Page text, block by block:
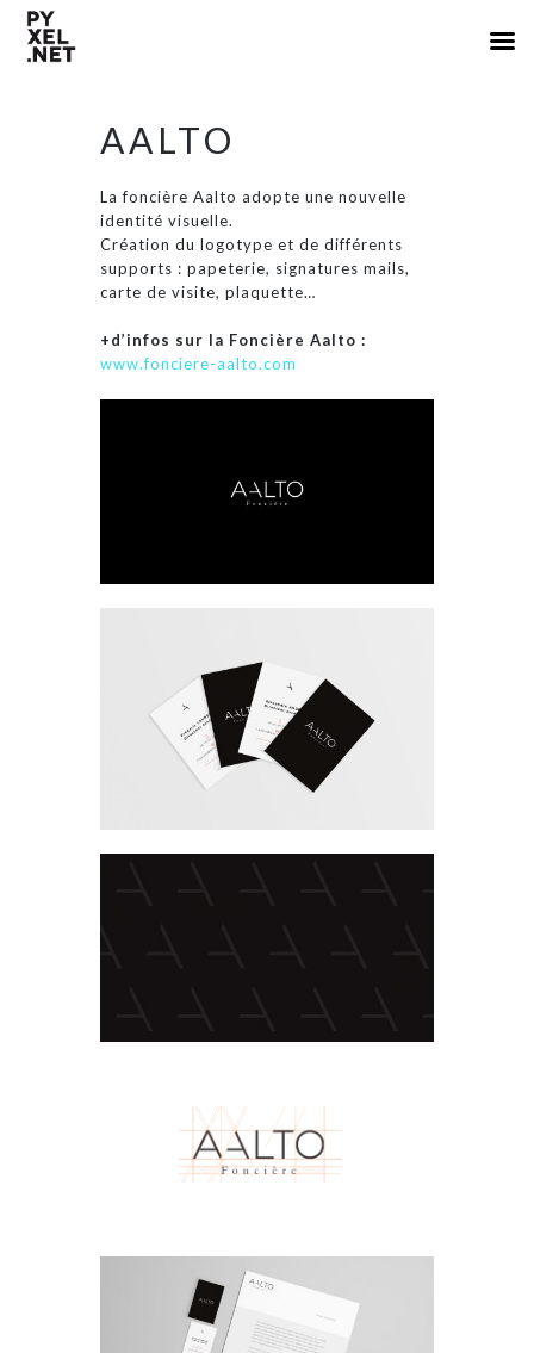
AALTO
La foncière Aalto adopte une nouvelle
identité visuelle.
Création du logotype et de différents
supports : papeterie, signatures mails,
carte de visite, plaquette…
+d’infos sur la Foncière Aalto :
www.fonciere-aalto.com